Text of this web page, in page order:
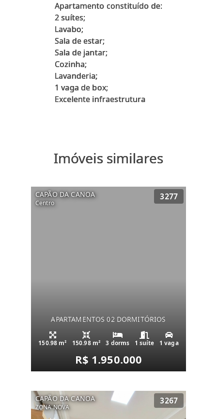
Apartamento constituído de:
2 suítes;
Lavabo;
Sala de estar;
Sala de jantar;
Cozinha;
Lavanderia;
1 vaga de box;
Imóveis similares
CAPÃO DA CANOA
Centro
3277
APARTAMENTOS 02 DORMITÓRIOS
150.98 m² 150.98 m² 3 dorms 1 suíte 1 vaga
R$ 1.950.000
CAPÃO DA CANOA
ZONA NOVA
3267